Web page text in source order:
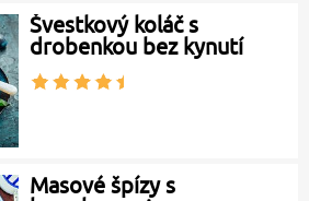
Švestkový koláč s
drobenkou bez kynutí
Masové špízy s